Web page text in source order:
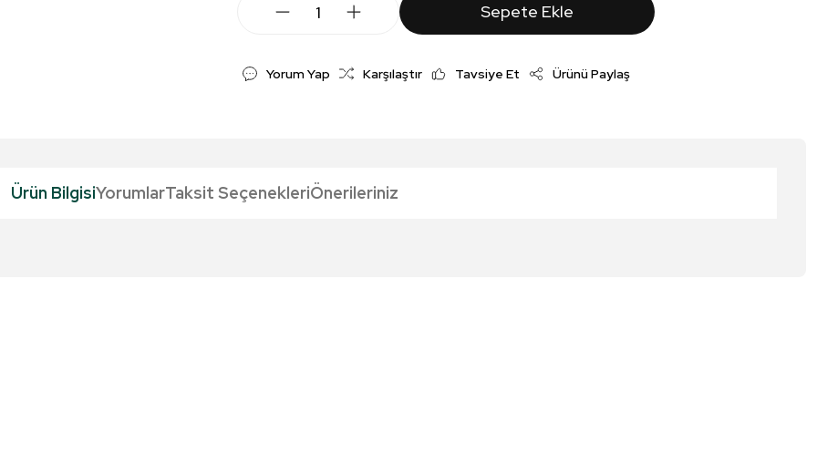
Sepete Ekle
Yorum Yap Karşılaştır Tavsiye Et Ürünü Paylaş
Ürün BilgisiYorumlarTaksit SeçenekleriÖnerileriniz